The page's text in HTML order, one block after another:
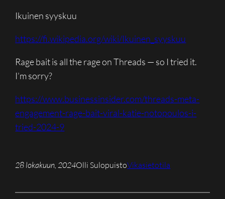
Ikuinen syyskuu
https://fi.wikipedia.org/wiki/Ikuinen_syyskuu
Rage bait is all the rage on Threads — so I tried it.
I’m sorry?
https://www.businessinsider.com/threads-meta-
engagement-rage-bait-viral-katie-notopoulos-i-
tried-2024-9
28 lokakuun, 2024Olli SulopuistoVikasietotila